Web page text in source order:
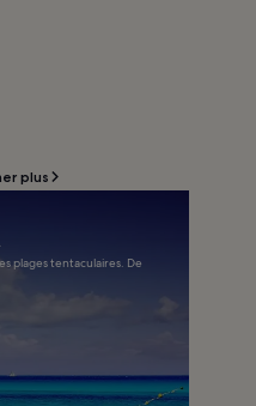
plus
plages tentaculaires. De